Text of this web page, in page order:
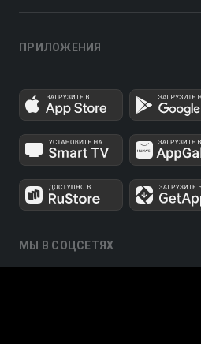
ПРИЛОЖЕНИЯ
МЫ В СОЦСЕТЯХ